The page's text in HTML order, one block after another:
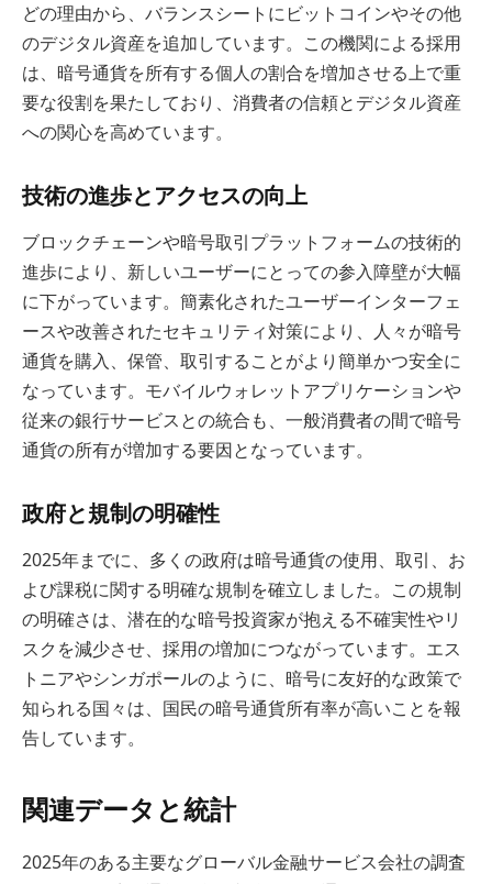
どの理由から、バランスシートにビットコインやその他
のデジタル資産を追加しています。この機関による採用
は、暗号通貨を所有する個人の割合を増加させる上で重
要な役割を果たしており、消費者の信頼とデジタル資産
への関心を高めています。
技術の進歩とアクセスの向上
ブロックチェーンや暗号取引プラットフォームの技術的
進歩により、新しいユーザーにとっての参入障壁が大幅
に下がっています。簡素化されたユーザーインターフェ
ースや改善されたセキュリティ対策により、人々が暗号
通貨を購入、保管、取引することがより簡単かつ安全に
なっています。モバイルウォレットアプリケーションや
従来の銀行サービスとの統合も、一般消費者の間で暗号
通貨の所有が増加する要因となっています。
政府と規制の明確性
2025年までに、多くの政府は暗号通貨の使用、取引、お
よび課税に関する明確な規制を確立しました。この規制
の明確さは、潜在的な暗号投資家が抱える不確実性やリ
スクを減少させ、採用の増加につながっています。エス
トニアやシンガポールのように、暗号に友好的な政策で
知られる国々は、国民の暗号通貨所有率が高いことを報
告しています。
関連データと統計
2025年のある主要なグローバル金融サービス会社の調査